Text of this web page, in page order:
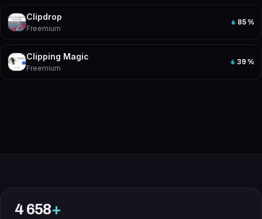
Clipdrop
Freemium
85 %
Clipping Magic
Freemium
39 %
4 658+